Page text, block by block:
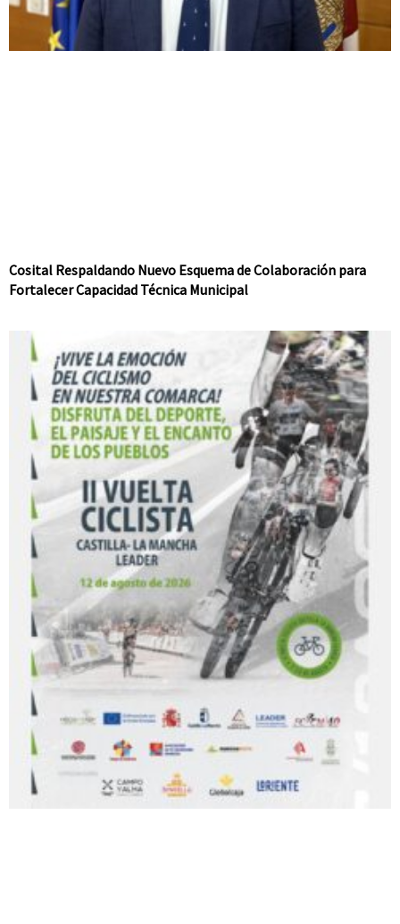
Cosital Respaldando Nuevo Esquema de Colaboración para
Fortalecer Capacidad Técnica Municipal